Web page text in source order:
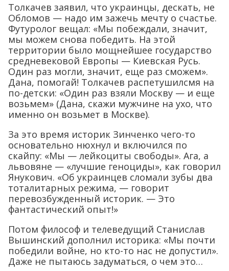
Толкачев заявил, что украинцы, дескать, не
Обломов — надо им зажечь мечту о счастье.
Футуролог вещал: «Мы побеждали, значит,
мы можем снова победить. На этой
территории было мощнейшее государство
средневековой Европы — Киевская Русь.
Один раз могли, значит, еще раз сможем».
Дана, помогай! Толкачев распетушилсмя на
по-детски: «Один раз взяли Москву — и еще
возьмем» (Дана, скажи мужчине на ухо, что
именно он возьмет в Москве).
За это время историк Зинченко чего-то
основательно нюхнул и включился по
скайпу: «Мы — лейкоциты свободы». Ага, а
львовяне — «лучшие геноциды», как говорил
Янукович. «Об украинцев сломали зубы два
тоталитарных режима, — говорит
перевозбужденный историк. — Это
фантастический опыт!»
Потом философ и телеведущий Станислав
Вышинский дополнил историка: «Мы почти
победили войне, но кто-то нас не допустил».
Даже не пытаюсь задуматься, о чем это…